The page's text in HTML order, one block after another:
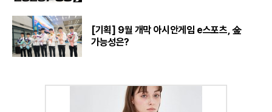
[기획] 9월 개막 아시안게임 e스포츠, 金
가능성은?